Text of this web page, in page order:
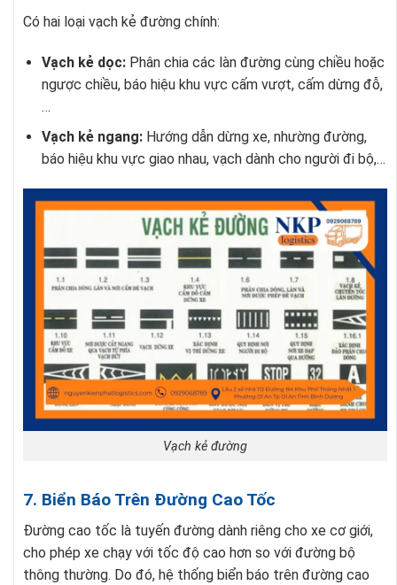
Có hai loại vạch kẻ đường chính:
Vạch kẻ dọc:Phân chia các làn đường cùng chiều hoặc
ngược chiều, báo hiệu khu vực cấm vượt, cấm dừng đỗ,
…
Vạch kẻ ngang:Hướng dẫn dừng xe, nhường đường,
báo hiệu khu vực giao nhau, vạch dành cho người đi bộ,…
Vạch kẻ đường
7. Biển Báo Trên Đường Cao Tốc
Đường cao tốc là tuyến đường dành riêng cho xe cơ giới,
cho phép xe chạy với tốc độ cao hơn so với đường bộ
thông thường. Do đó, hệ thống biển báo trên đường cao